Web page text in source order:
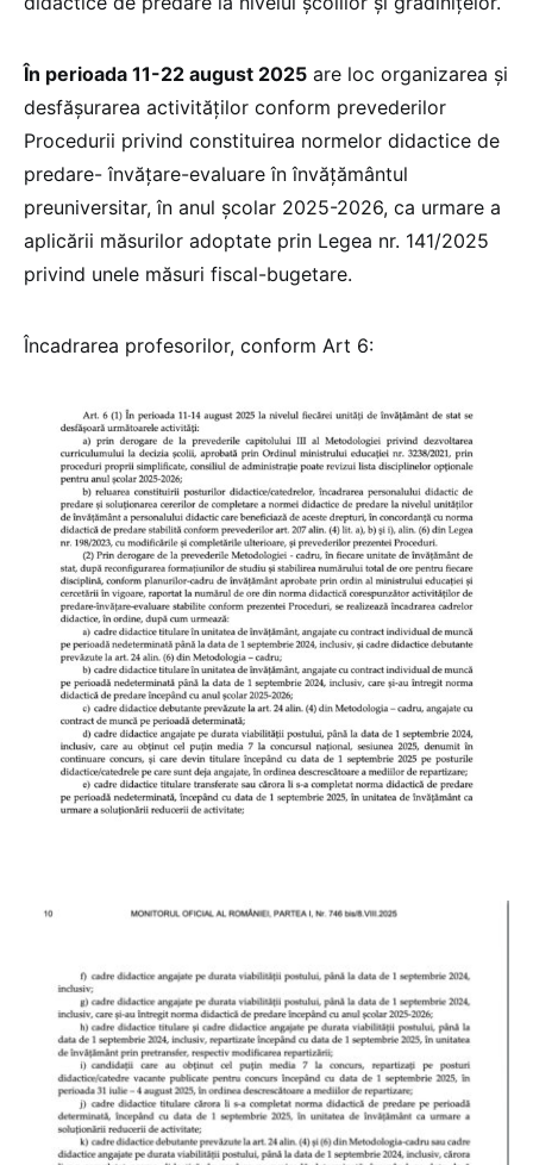
În perioada 11-22 august 2025 are loc organizarea și
desfășurarea activităților conform prevederilor
Procedurii privind constituirea normelor didactice de
predare- învățare-evaluare în învățământul
preuniversitar, în anul școlar 2025-2026, ca urmare a
aplicării măsurilor adoptate prin Legea nr. 141/2025
privind unele măsuri fiscal-bugetare.
Încadrarea profesorilor, conform Art 6: